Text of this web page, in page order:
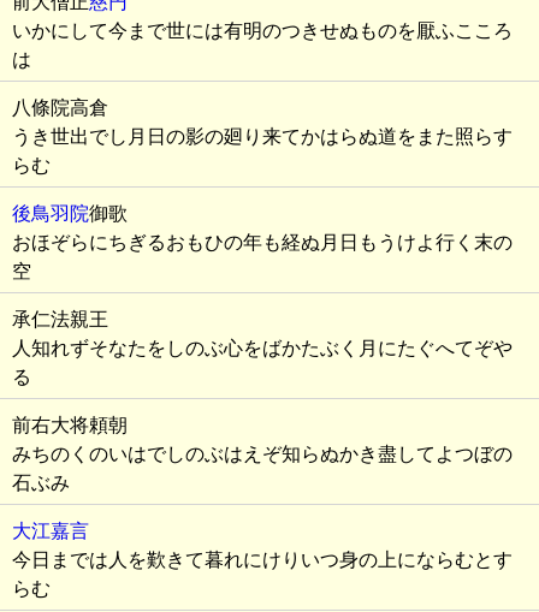
いかにして今まで世には有明のつきせぬものを厭ふこころ
は
八條院高倉
うき世出でし月日の影の廻り来てかはらぬ道をまた照らす
らむ
後鳥羽院御歌
おほぞらにちぎるおもひの年も経ぬ月日もうけよ行く末の
空
承仁法親王
人知れずそなたをしのぶ心をばかたぶく月にたぐへてぞや
る
前右大将頼朝
みちのくのいはでしのぶはえぞ知らぬかき盡してよつぼの
石ぶみ
大江嘉言
今日までは人を歎きて暮れにけりいつ身の上にならむとす
らむ